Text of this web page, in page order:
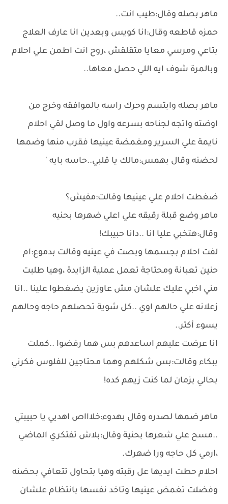
ماهر بصله وقال:طيب انت..
حمزه قاطعه وقال:انا كويس وبعدين انا عارف العلاج
بتاعي ومرسي معايا متقلقش ،روح انت اطمن علي احلام
وبالمرة شوف ايه اللي حصل معاها..
ماهر بصله وابتسم وحرك راسه بالموافقه وخرج من
اوضته واتجه لجناحه بسرعه واول ما وصل لقي احلام
نايمة علي السرير ومغمضة عينيها فقرب منها وضمها
لحضنه وقال بهمس:مالك يا قلبي..حاسه بايه '
ضغطت احلام علي عينيها وقالت:مفيش؟
ماهر وضع قبلة رقيقه علي اعلي ضهرها بحنيه
وقال:هتخبي عليا انا ..دانا حبيبك!
لفت احلام بجسمها وبصت في عينيه وقالت بدموع:ام
حنين تعبانة ومحتاجة تعمل عملية الزايدة ،وهيا طلبت
مني اخبي عليك علشان مش عاوزين يضغطوا علينا ..انا
زعلانه علي حالهم اوي ..كل شوية تحصلهم حاجه وحالهم
يسوء أكتر..
انا عرضت عليهم اساعدهم بس هما رفضوا ..كملت
ببكاء وقالت:بس شكلهم وهما محتاجين للفلوس فكرني
بحالي بزمان لما كنت زيهم كده!
ماهر ضمها لصدره وقال بهدوء:خلاااص اهديي يا حبيبتي
..مسح علي شعرها بحنية وقال:بلاش تفتكري الماضي
،ارمي كل حاجه ورا ضهرك.
احلام حطت ايديها عل رقبته وهيا بتحاول تتعافي بحضنه
وفضلت تغمض عينيها وتاخد نفسها بانتظام علشان